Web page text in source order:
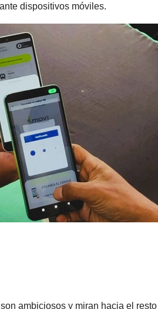
dispositivos móviles.
ambiciosos y miran hacia el resto